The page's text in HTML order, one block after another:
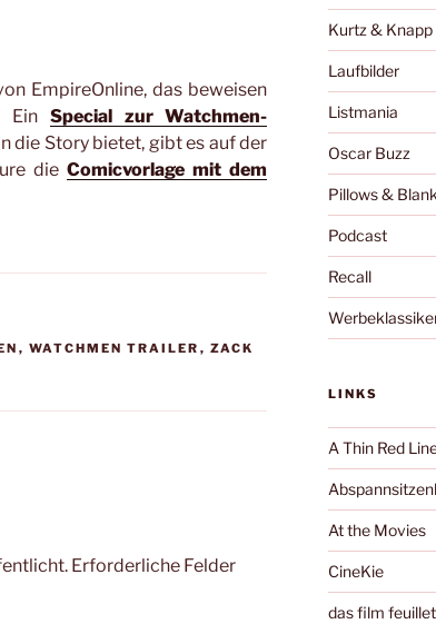
EmpireOnline, das beweisen
Ein Special zur Watchmen-
die Story bietet, gibt es auf der
dieComicvorlage mit dem
, WATCHMEN TRAILER , ZACK
Erforderliche Felder
Kurtz & Knapp
Laufbilder
Listmania
Oscar Buzz
Pillows &
Podcast
Recall
LINKS
A Thin Red
At the Movies
CineKie
das film